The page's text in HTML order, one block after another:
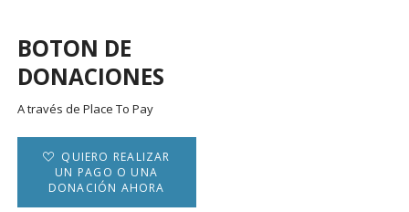
BOTON DE
DONACIONES
A través de Place To Pay
QUIERO REALIZAR
UN PAGO O UNA
DONACIÓN AHORA